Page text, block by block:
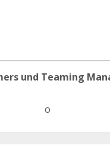
und Teaming
o